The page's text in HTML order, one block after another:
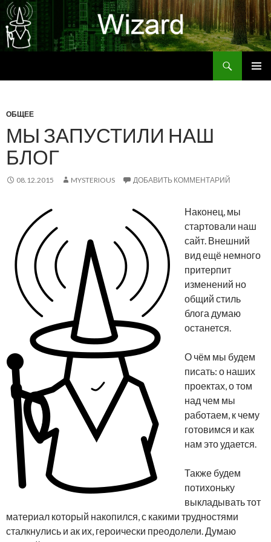
ОБЩЕЕ
МЫ ЗАПУСТИЛИ НАШ
БЛОГ
08.12.2015 MYSTERIOUS ДОБАВИТЬ КОММЕНТАРИЙ
Наконец, мы
стартовали наш
сайт. Внешний
вид ещё немного
притерпит
изменений но
общий стиль
блога думаю
останется.
О чём мы будем
писать: о наших
проектах, о том
над чем мы
работаем, к чему
готовимся и как
нам это удается.
Также будем
потихоньку
выкладывать тот
материал который накопился, с какими трудностями
сталкнулись и ак их, героически преодолели. Думаю